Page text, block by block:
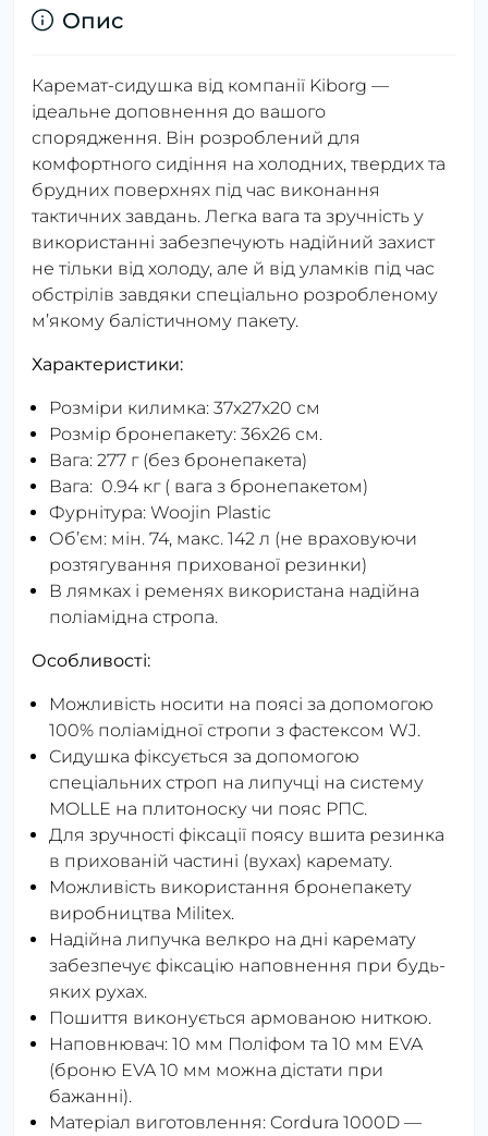
Опис
Каремат-сидушка від компанії Kiborg —
ідеальне доповнення до вашого
спорядження. Він розроблений для
комфортного сидіння на холодних, твердих та
брудних поверхнях під час виконання
тактичних завдань. Легка вага та зручність у
використанні забезпечують надійний захист
не тільки від холоду, але й від уламків під час
обстрілів завдяки спеціально розробленому
м’якому балістичному пакету.
Характеристики:
Розміри килимка: 37х27х20 см
Розмір бронепакету: 36х26 см.
Вага: 277 г (без бронепакета)
Вага: 0.94 кг ( вага з бронепакетом)
Фурнітура: Woojin Plastic
Обʼєм: мін. 74, макс. 142 л (не враховуючи
розтягування прихованої резинки)
В лямках і ременях використана надійна
поліамідна стропа.
Особливості:
Можливість носити на поясі за допомогою
100% поліамідної стропи з фастексом WJ.
Сидушка фіксується за допомогою
спеціальних строп на липучці на систему
MOLLE на плитоноску чи пояс РПС.
Для зручності фіксації поясу вшита резинка
в прихованій частині (вухах) каремату.
Можливість використання бронепакету
виробництва Militex.
Надійна липучка велкро на дні каремату
забезпечує фіксацію наповнення при будь-
яких рухах.
Пошиття виконується армованою ниткою.
Наповнювач: 10 мм Поліфом та 10 мм EVA
(броню EVA 10 мм можна дістати при
бажанні).
Матеріал виготовлення: Cordura 1000D —